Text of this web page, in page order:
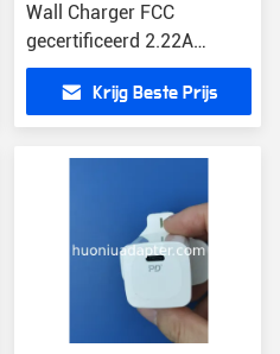
Wall Charger FCC
gecertificeerd 2.22A
Uitgang lichtgewicht
Krijg Beste Prijs